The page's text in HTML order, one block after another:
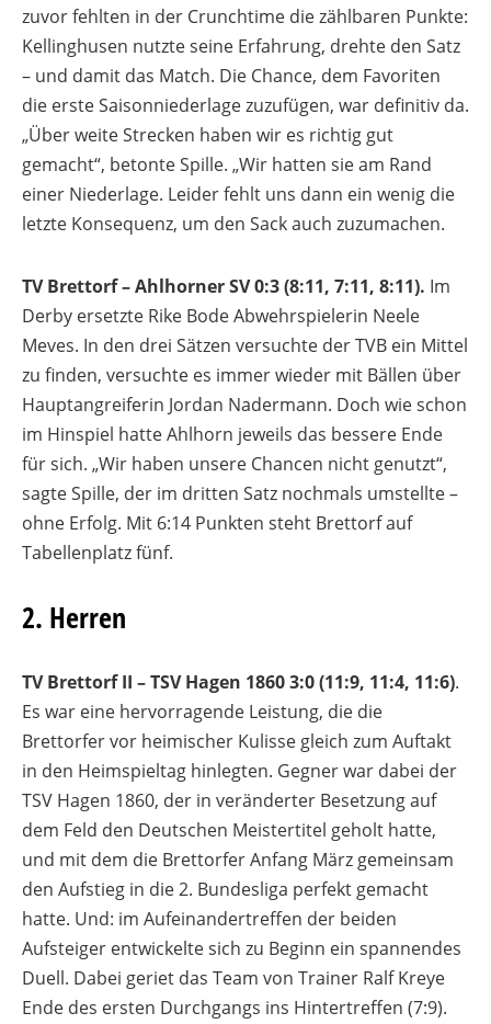
zuvor fehlten in der Crunchtime die zählbaren Punkte:
Kellinghusen nutzte seine Erfahrung, drehte den Satz
– und damit das Match. Die Chance, dem Favoriten
die erste Saisonniederlage zuzufügen, war definitiv da.
„Über weite Strecken haben wir es richtig gut
gemacht“, betonte Spille. „Wir hatten sie am Rand
einer Niederlage. Leider fehlt uns dann ein wenig die
letzte Konsequenz, um den Sack auch zuzumachen.
TV Brettorf – Ahlhorner SV 0:3 (8:11, 7:11, 8:11). Im
Derby ersetzte Rike Bode Abwehrspielerin Neele
Meves. In den drei Sätzen versuchte der TVB ein Mittel
zu finden, versuchte es immer wieder mit Bällen über
Hauptangreiferin Jordan Nadermann. Doch wie schon
im Hinspiel hatte Ahlhorn jeweils das bessere Ende
für sich. „Wir haben unsere Chancen nicht genutzt“,
sagte Spille, der im dritten Satz nochmals umstellte –
ohne Erfolg. Mit 6:14 Punkten steht Brettorf auf
Tabellenplatz fünf.
2. Herren
TV Brettorf II – TSV Hagen 1860 3:0 (11:9, 11:4, 11:6).
Es war eine hervorragende Leistung, die die
Brettorfer vor heimischer Kulisse gleich zum Auftakt
in den Heimspieltag hinlegten. Gegner war dabei der
TSV Hagen 1860, der in veränderter Besetzung auf
dem Feld den Deutschen Meistertitel geholt hatte,
und mit dem die Brettorfer Anfang März gemeinsam
den Aufstieg in die 2. Bundesliga perfekt gemacht
hatte. Und: im Aufeinandertreffen der beiden
Aufsteiger entwickelte sich zu Beginn ein spannendes
Duell. Dabei geriet das Team von Trainer Ralf Kreye
Ende des ersten Durchgangs ins Hintertreffen (7:9).